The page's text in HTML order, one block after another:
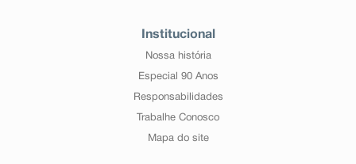
Institucional
Nossa história
Especial 90 Anos
Responsabilidades
Trabalhe Conosco
Mapa do site